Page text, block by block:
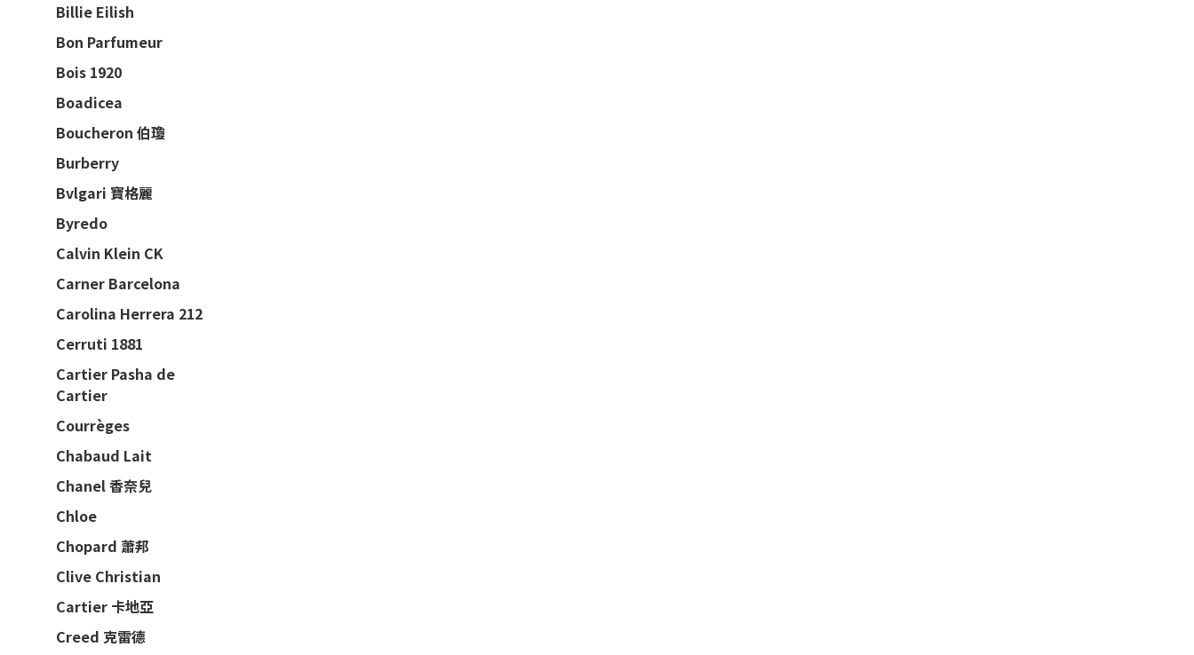
Billie Eilish
Bon Parfumeur
Bois 1920
Boadicea
Boucheron 伯瓊
Burberry
Bvlgari 寶格麗
Byredo
Calvin Klein CK
Carner Barcelona
Carolina Herrera 212
Cerruti 1881
Cartier Pasha de
Cartier
Courrèges
Chabaud Lait
Chanel 香奈兒
Chloe
Chopard 蕭邦
Clive Christian
Cartier 卡地亞
Creed 克雷德